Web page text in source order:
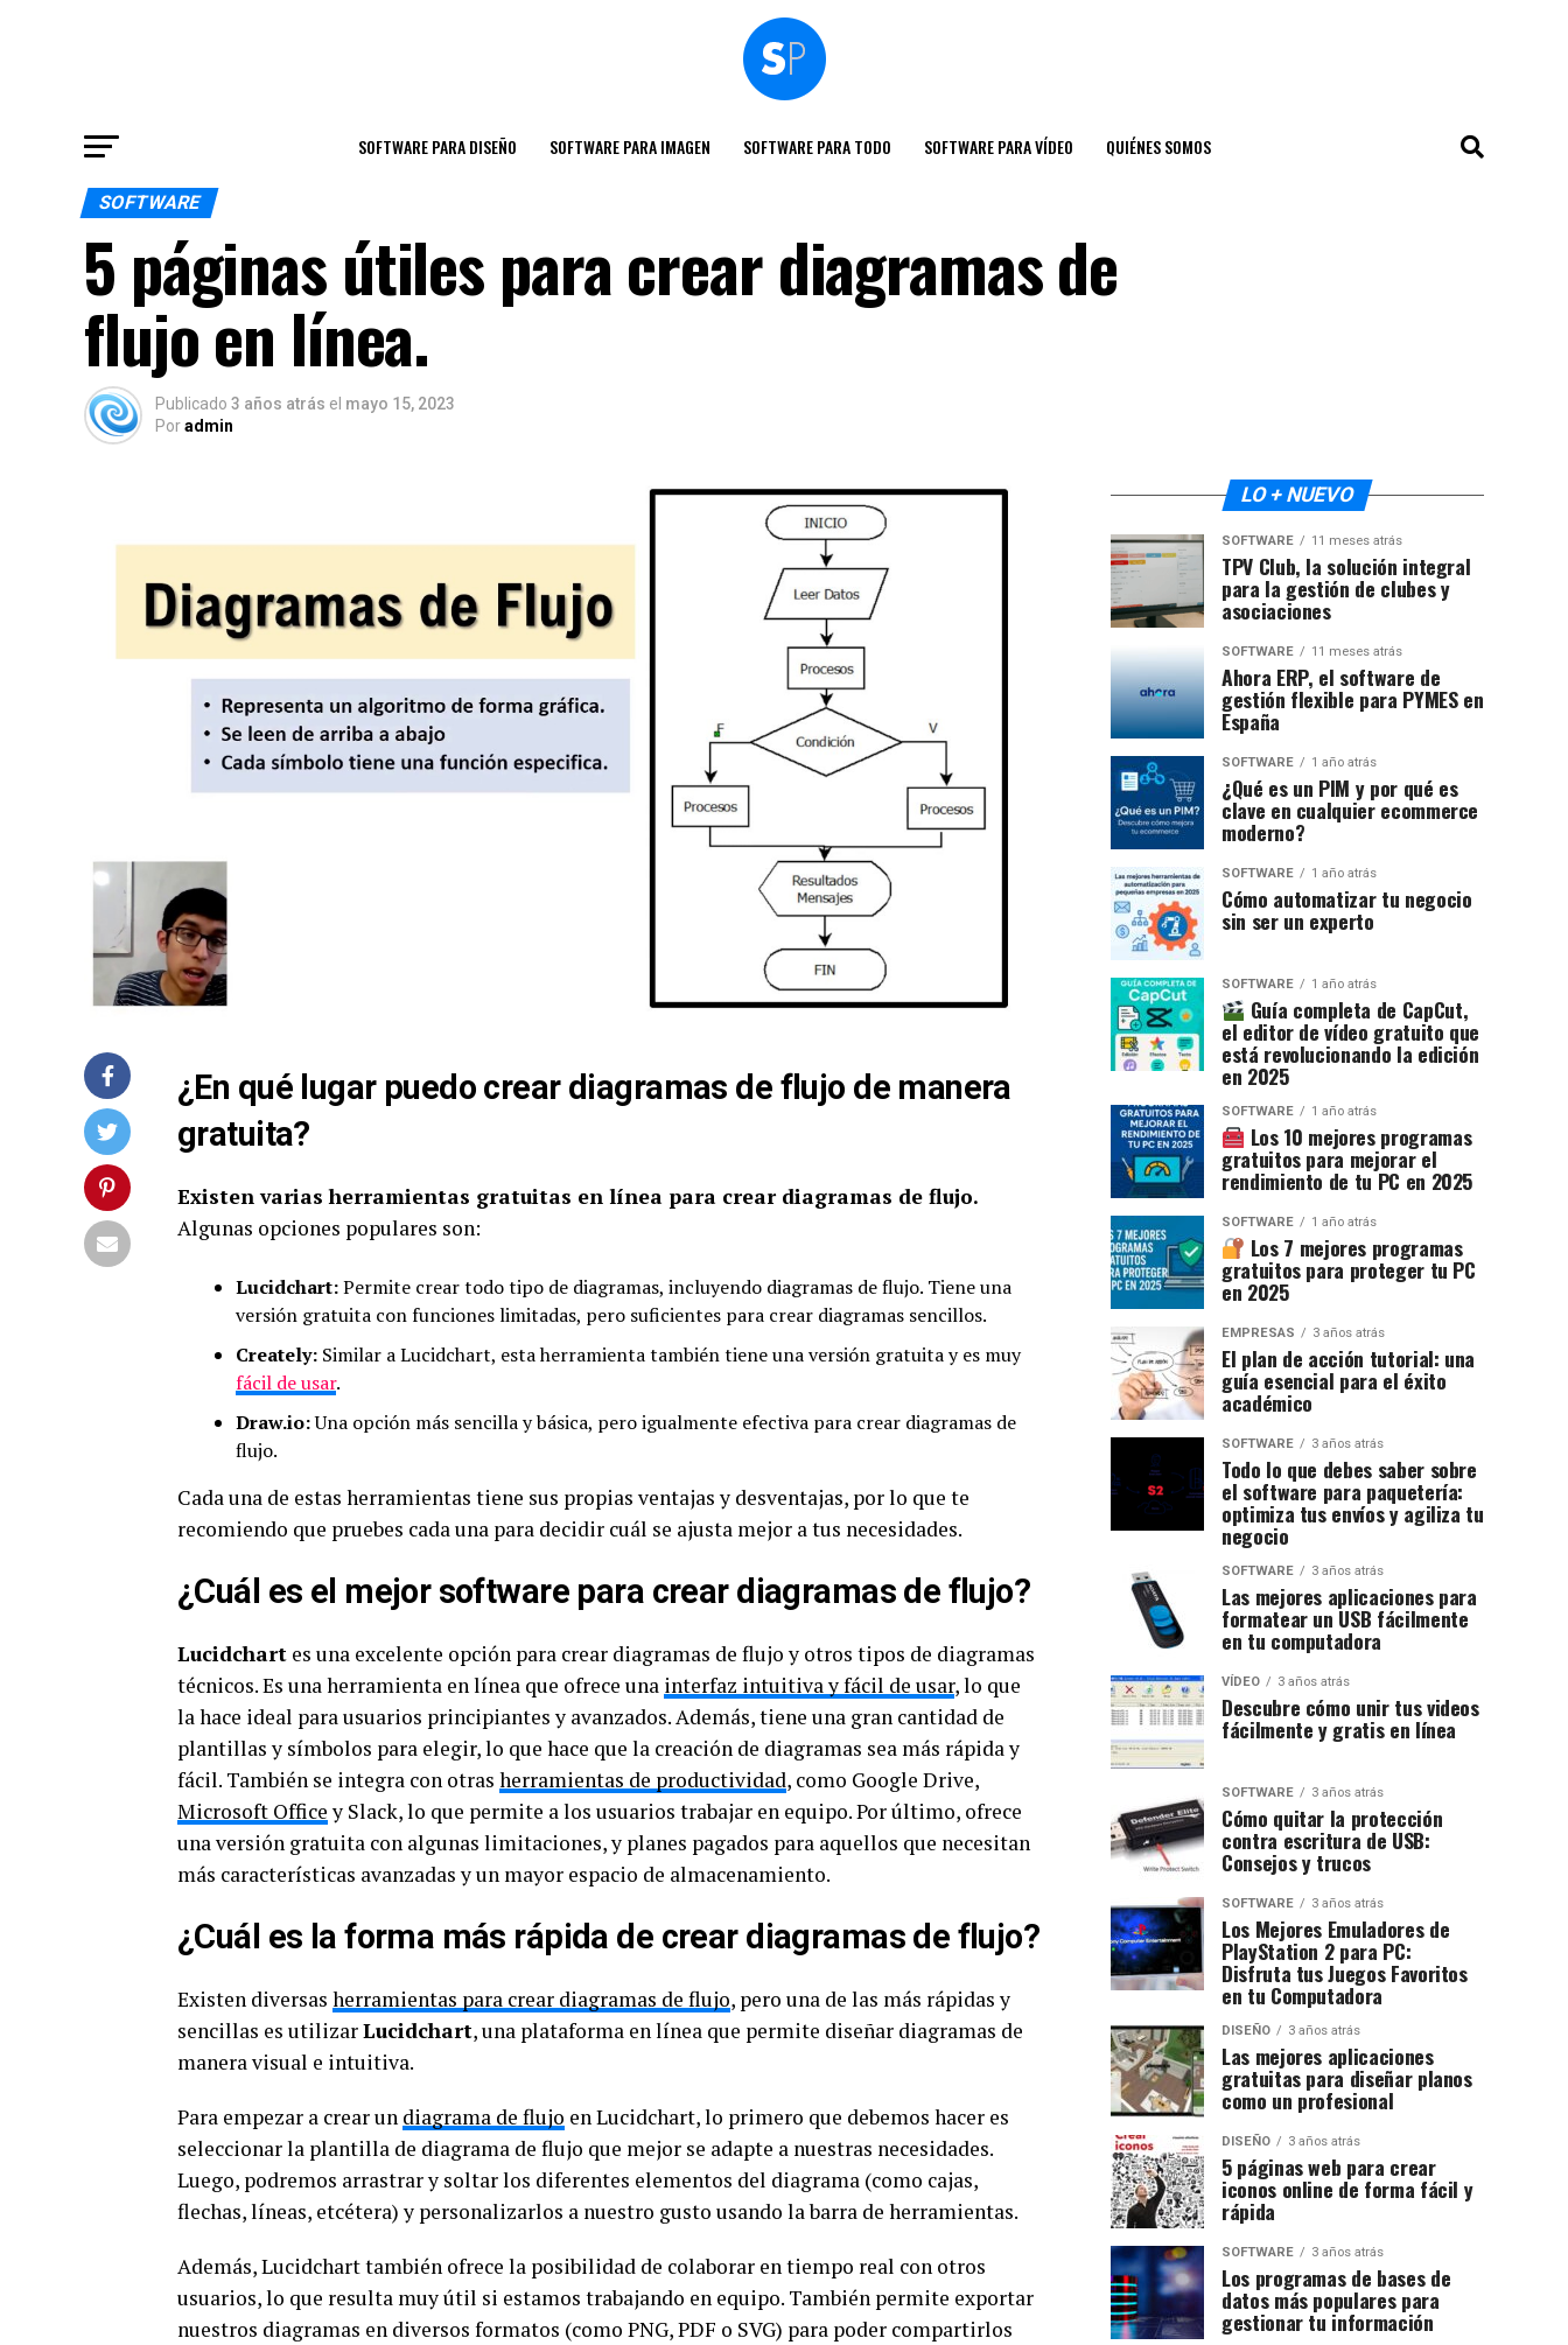
SOFTWARE PARA DISEÑO SOFTWARE PARA IMAGEN SOFTWARE PARA TODO SOFTWARE PARA VÍDEO QUIÉNES SOMOS
SOFTWARE
5 páginas útiles para crear diagramas de
flujo en línea.
Publicado 3 años atrás el mayo 15, 2023
Poradmin
¿En qué lugar puedo crear diagramas de flujo de manera
gratuita?
Existen varias herramientas gratuitas en línea para crear diagramas de flujo.
Algunas opciones populares son:
Lucidchart:Permite crear todo tipo de diagramas, incluyendo diagramas de flujo. Tiene una
versión gratuita con funciones limitadas, pero suficientes para crear diagramas sencillos.
Creately: Similar a Lucidchart, esta herramienta también tiene una versión gratuita y es muy
fácil de usar.
Draw.io:Una opción más sencilla y básica, pero igualmente efectiva para crear diagramas de
flujo.
Cada una de estas herramientas tiene sus propias ventajas y desventajas, por lo que te
recomiendo que pruebes cada una para decidir cuál se ajusta mejor a tus necesidades.
¿Cuál es el mejor software para crear diagramas de flujo?
Lucidchart es una excelente opción para crear diagramas de flujo y otros tipos de diagramas
técnicos. Es una herramienta en línea que ofrece una interfaz intuitiva y fácil de usar, lo que
la hace ideal para usuarios principiantes y avanzados. Además, tiene una gran cantidad de
plantillas y símbolos para elegir, lo que hace que la creación de diagramas sea más rápida y
fácil. También se integra con otras herramientas de productividad, como Google Drive,
Microsoft Officey Slack, lo que permite a los usuarios trabajar en equipo. Por último, ofrece
una versión gratuita con algunas limitaciones, y planes pagados para aquellos que necesitan
más características avanzadas y un mayor espacio de almacenamiento.
¿Cuál es la forma más rápida de crear diagramas de flujo?
Existen diversas herramientas para crear diagramas de flujo, pero una de las más rápidas y
sencillas es utilizarLucidchart, una plataforma en línea que permite diseñar diagramas de
manera visual e intuitiva.
Para empezar a crear un diagrama de flujo en Lucidchart, lo primero que debemos hacer es
seleccionar la plantilla de diagrama de flujo que mejor se adapte a nuestras necesidades.
Luego, podremos arrastrar y soltar los diferentes elementos del diagrama (como cajas,
flechas, líneas, etcétera) y personalizarlos a nuestro gusto usando la barra de herramientas.
Además, Lucidchart también ofrece la posibilidad de colaborar en tiempo real con otros
usuarios, lo que resulta muy útil si estamos trabajando en equipo. También permite exportar
nuestros diagramas en diversos formatos (como PNG, PDF o SVG) para poder compartirlos
LO + NUEVO
SOFTWARE 11 meses atrás
TPV Club, la solución integral
para la gestión de clubes y
asociaciones
SOFTWARE 11 meses atrás
Ahora ERP, el software de
gestión flexible para PYMES en
España
SOFTWARE 1 año atrás
¿Qué es un PIM y por qué es
clave en cualquier ecommerce
moderno?
SOFTWARE 1 año atrás
Cómo automatizar tu negocio
sin ser un experto
SOFTWARE 1 año atrás
Guía completa de CapCut,
el editor de vídeo gratuito que
está revolucionando la edición
en 2025
SOFTWARE 1 año atrás
Los 10 mejores programas
gratuitos para mejorar el
rendimiento de tu PC en 2025
SOFTWARE 1 año atrás
Los 7 mejores programas
gratuitos para proteger tu PC
en 2025
EMPRESAS 3 años atrás
El plan de acción tutorial: una
guía esencial para el éxito
académico
SOFTWARE 3 años atrás
Todo lo que debes saber sobre
el software para paquetería:
optimiza tus envíos y agiliza tu
negocio
SOFTWARE 3 años atrás
Las mejores aplicaciones para
formatear un USB fácilmente
en tu computadora
VÍDEO 3 años atrás
Descubre cómo unir tus videos
fácilmente y gratis en línea
SOFTWARE 3 años atrás
Cómo quitar la protección
contra escritura de USB:
Consejos y trucos
SOFTWARE 3 años atrás
Los Mejores Emuladores de
PlayStation 2 para PC:
Disfruta tus Juegos Favoritos
en tu Computadora
DISEÑO 3 años atrás
Las mejores aplicaciones
gratuitas para diseñar planos
como un profesional
DISEÑO 3 años atrás
5 páginas web para crear
iconos online de forma fácil y
rápida
SOFTWARE 3 años atrás
Los programas de bases de
datos más populares para
gestionar tu información